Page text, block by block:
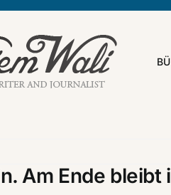
Am Ende bleibt